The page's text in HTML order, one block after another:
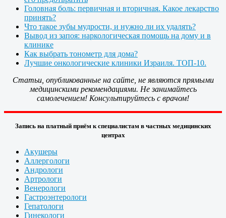
Головная боль: первичная и вторичная. Какое лекарство
принять?
Что такое зубы мудрости, и нужно ли их удалять?
Вывод из запоя: наркологическая помощь на дому и в
клинике
Как выбрать тонометр для дома?
Лучшие онкологические клиники Израиля. ТОП-10.
Статьи, опубликованные на сайте, не являются прямыми
медицинскими рекомендациями. Не занимайтесь
самолечением! Консультируйтесь с врачом!
Запись на платный приём к специалистам в частных медицинских
центрах
Акушеры
Аллергологи
Андрологи
Артрологи
Венерологи
Гастроэнтерологи
Гепатологи
Гинекологи